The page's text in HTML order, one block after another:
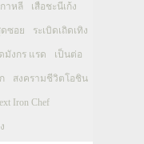
าหลี เสือชะนีเก้ง
ซอย ระเบิดเถิดเทิง
มังกร แรด เป็นต่อ
สงครามชีวิตโอชิน
Iron Chef